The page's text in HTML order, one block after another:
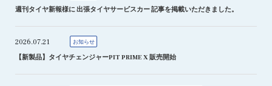
週刊タイヤ新報様に 出張タイヤサービスカー 記事を掲載いただきました。
2026.07.21 お知らせ
【新製品】タイヤチェンジャーPIT PRIME X 販売開始